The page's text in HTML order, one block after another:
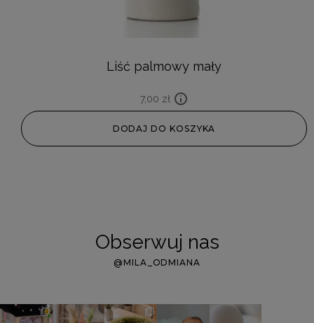
Liść palmowy mały
7,00 zł
DODAJ DO KOSZYKA
Obserwuj nas
@MILA_ODMIANA